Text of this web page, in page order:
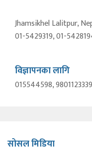
Jhamsikhel Lalitpur,
01-5429319, 01-
विज्ञापनका लागि
015544598,
सोसल मिडिया